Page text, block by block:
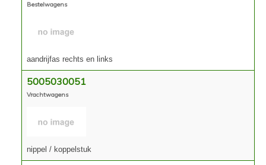
Bestelwagens
aandrijfas rechts en links
5005030051
Vrachtwagens
nippel / koppelstuk